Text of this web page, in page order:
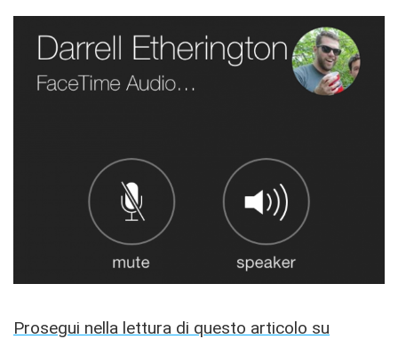
Prosegui nella lettura di questo articolo su